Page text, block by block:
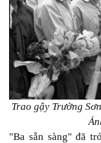
Trao gậy Trường
"Ba sẵn sàng" đã